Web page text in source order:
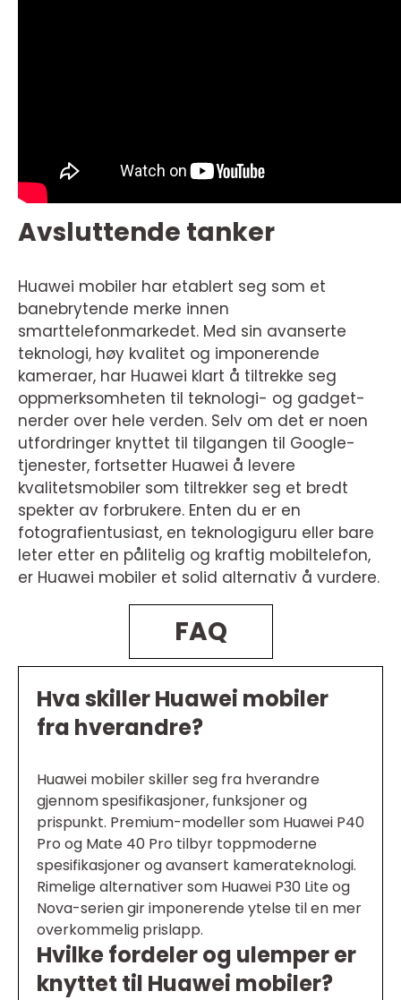
Avsluttende tanker
Huawei mobiler har etablert seg som et
banebrytende merke innen
smarttelefonmarkedet. Med sin avanserte
teknologi, høy kvalitet og imponerende
kameraer, har Huawei klart å tiltrekke seg
oppmerksomheten til teknologi- og gadget-
nerder over hele verden. Selv om det er noen
utfordringer knyttet til tilgangen til Google-
tjenester, fortsetter Huawei å levere
kvalitetsmobiler som tiltrekker seg et bredt
spekter av forbrukere. Enten du er en
fotografientusiast, en teknologiguru eller bare
leter etter en pålitelig og kraftig mobiltelefon,
er Huawei mobiler et solid alternativ å vurdere.
FAQ
Hva skiller Huawei mobiler
fra hverandre?
Huawei mobiler skiller seg fra hverandre
gjennom spesifikasjoner, funksjoner og
prispunkt. Premium-modeller som Huawei P40
Pro og Mate 40 Pro tilbyr toppmoderne
spesifikasjoner og avansert kamerateknologi.
Rimelige alternativer som Huawei P30 Lite og
Nova-serien gir imponerende ytelse til en mer
overkommelig prislapp.
Hvilke fordeler og ulemper er
knyttet til Huawei mobiler?